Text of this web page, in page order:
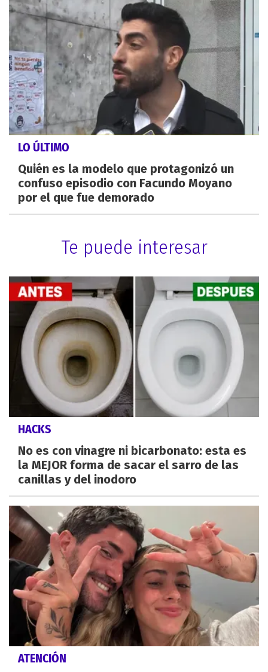
LO ÚLTIMO
Quién es la modelo que protagonizó un
confuso episodio con Facundo Moyano
por el que fue demorado
Te puede interesar
HACKS
No es con vinagre ni bicarbonato: esta es
la MEJOR forma de sacar el sarro de las
canillas y del inodoro
ATENCIÓN